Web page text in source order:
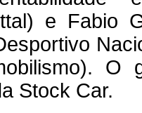
e Fabio
O
Stock Car.